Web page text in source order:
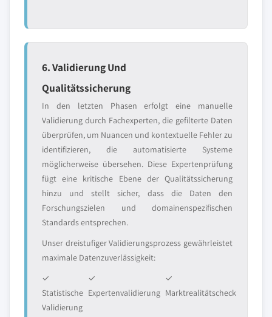
6. Validierung Und
Qualitätssicherung
In den letzten Phasen erfolgt eine manuelle
Validierung durch Fachexperten, die gefilterte Daten
überprüfen, um Nuancen und kontextuelle Fehler zu
identifizieren, die automatisierte Systeme
möglicherweise übersehen. Diese Expertenprüfung
fügt eine kritische Ebene der Qualitätssicherung
hinzu und stellt sicher, dass die Daten den
Forschungszielen und domainenspezifischen
Standards entsprechen.
Unser dreistufiger Validierungsprozess gewährleistet
maximale Datenzuverlässigkeit:
✓
Statistische
Validierung
✓
Expertenvalidierung
✓
Marktrealitätscheck